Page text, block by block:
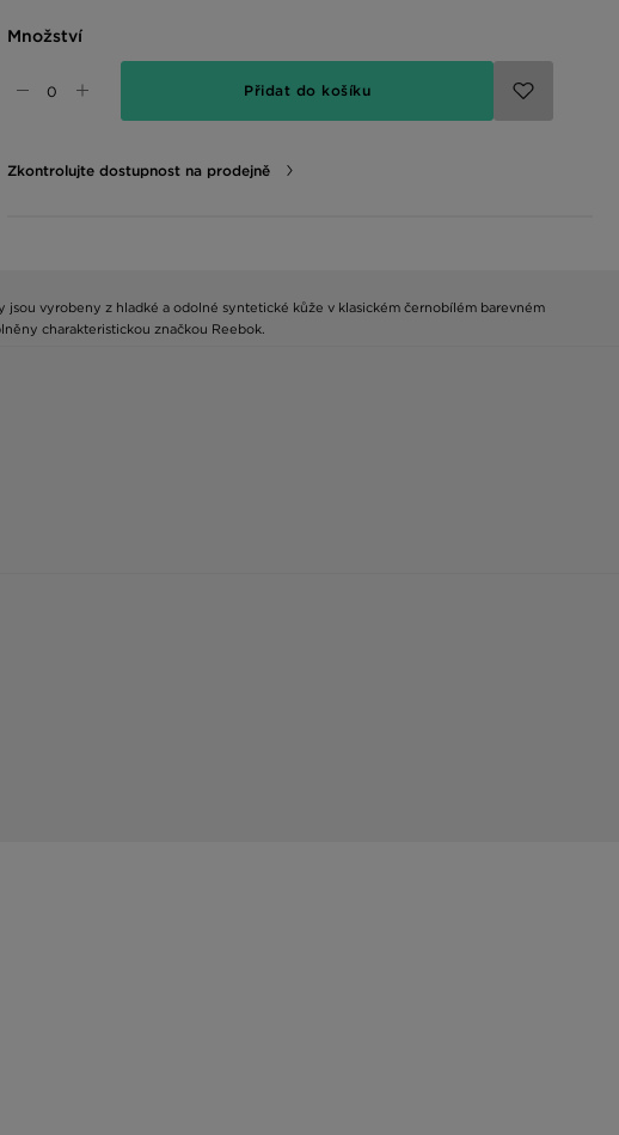
Množství
Přidat do košíku
Zkontrolujte dostupnost na prodejně
vyrobeny z hladké a odolné syntetické kůže v klasickém černobílém barevném
charakteristickou značkou Reebok.